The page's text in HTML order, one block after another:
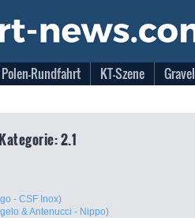
Polen-Rundfahrt KT-Szene Gravel
2.1
- CSF Inox)
& Antenucci - Nippo)